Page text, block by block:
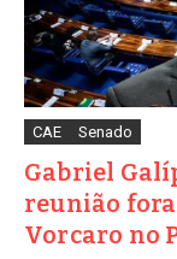
CAE Senado
Gabriel
reunião fora
Vorcaro no